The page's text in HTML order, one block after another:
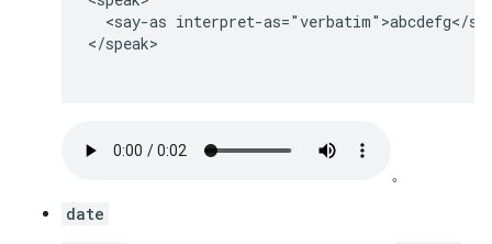
<say-as interpret-as="verbatim">abcdefg</
</speak>
。
date